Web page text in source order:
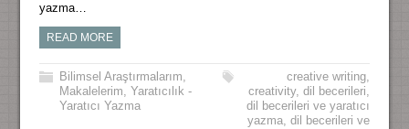
yazma…
READ MORE
Bilimsel Araştırmalarım,
Makalelerim, Yaratıcılık -
Yaratıcı Yazma
creative writing,
creativity,dil becerileri,
dil becerileri ve yaratıcı
yazma,dil becerileri ve